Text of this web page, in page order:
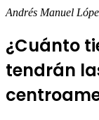
Andrés Manuel
¿Cuánto
tendrán